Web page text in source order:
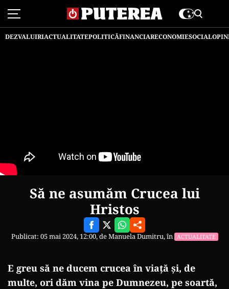
DEZVALUIRIACTUALITATEPOLITICĂFINANCIARECONOMIESOCIAL
Să ne asumăm Crucea lui
Hristos
Publicat: 05 mai 2024, 12:00, deManuela Dumitru, în ACTUALITATE
E greu să ne ducem crucea în viață și, de
multe, ori dăm vina pe Dumnezeu, pe soartă,